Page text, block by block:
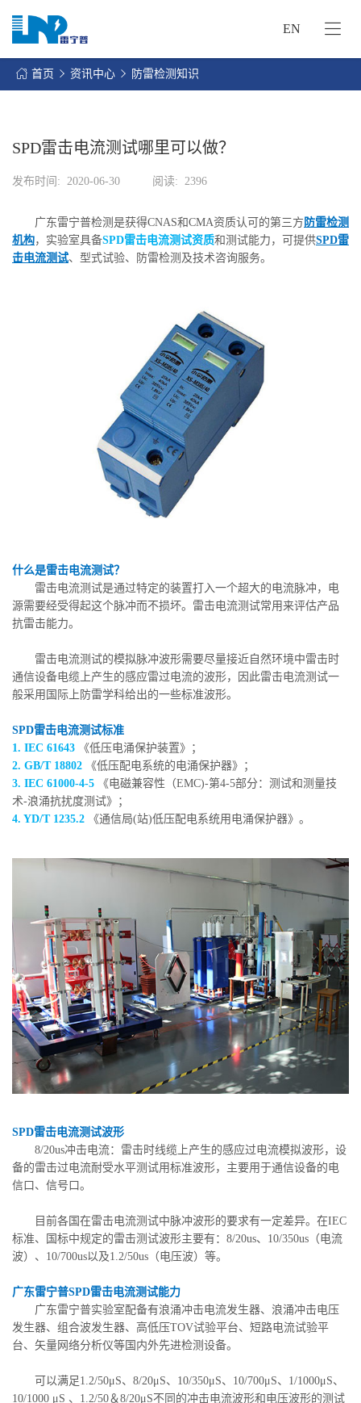
EN
首页 资讯中心 防雷检测知识
SPD雷击电流测试哪里可以做？
发布时间: 2020-06-30 阅读: 2396
广东雷宁普检测是获得CNAS和CMA资质认可的第三方 防雷检测
机构，实验室具备SPD雷击电流测试资质和测试能力，可提供SPD雷
击电流测试、型式试验、防雷检测及技术咨询服务。
什么是雷击电流测试？
雷击电流测试是通过特定的装置打入一个超大的电流脉冲，电
源需要经受得起这个脉冲而不损坏。雷击电流测试常用来评估产品
抗雷击能力。
雷击电流测试的模拟脉冲波形需要尽量接近自然环境中雷击时
通信设备电缆上产生的感应雷过电流的波形，因此雷击电流测试一
般采用国际上防雷学科给出的一些标准波形。
SPD雷击电流测试标准
1. IEC 61643 《低压电涌保护装置》；
2. GB/T 18802 《低压配电系统的电涌保护器》；
3. IEC 61000-4-5 《电磁兼容性（EMC)-第4-5部分：测试和测量技
术-浪涌抗扰度测试》；
4. YD/T 1235.2 《通信局(站)低压配电系统用电涌保护器》。
SPD雷击电流测试波形
8/20us冲击电流：雷击时线缆上产生的感应过电流模拟波形，设
备的雷击过电流耐受水平测试用标准波形，主要用于通信设备的电
信口、信号口。
目前各国在雷击电流测试中脉冲波形的要求有一定差异。在IEC
标准、国标中规定的雷击测试波形主要有：8/20us、10/350us（电流
波）、10/700us以及1.2/50us（电压波）等。
广东雷宁普SPD雷击电流测试能力
广东雷宁普实验室配备有浪涌冲击电流发生器、浪涌冲击电压
发生器、组合波发生器、高低压TOV试验平台、短路电流试验平
台、矢量网络分析仪等国内外先进检测设备。
可以满足1.2/50μS、8/20μS、10/350μS、10/700μS、1/1000μS、
10/1000 μS 、1.2/50＆8/20μS不同的冲击电流波形和电压波形的测试
网
的
服
资
讯